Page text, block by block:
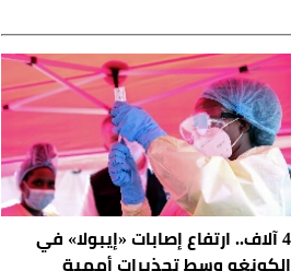
4 آلاف.. ارتفاع إصابات «إيبولا» في